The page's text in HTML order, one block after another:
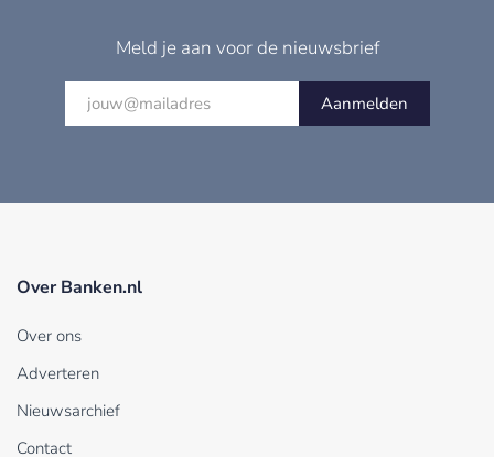
Meld je aan voor de nieuwsbrief
Aanmelden
Over Banken.nl
Over ons
Adverteren
Nieuwsarchief
Contact